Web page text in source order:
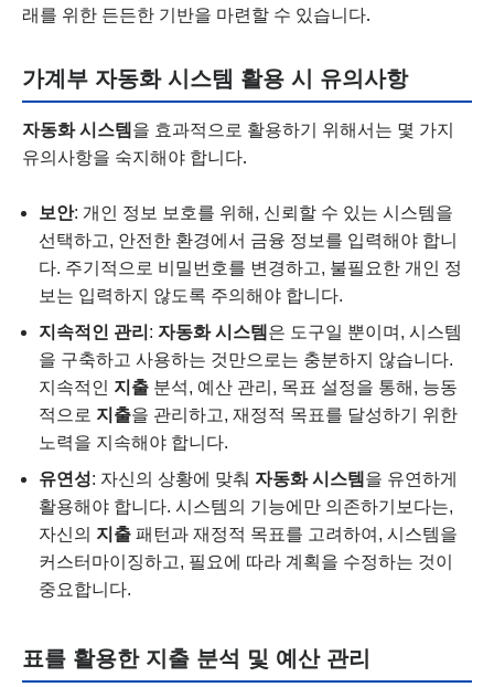
래를 위한 든든한 기반을 마련할 수 있습니다.
가계부 자동화 시스템 활용 시 유의사항
자동화 시스템을 효과적으로 활용하기 위해서는 몇 가지
유의사항을 숙지해야 합니다.
보안: 개인 정보 보호를 위해, 신뢰할 수 있는 시스템을
선택하고, 안전한 환경에서 금융 정보를 입력해야 합니
다. 주기적으로 비밀번호를 변경하고, 불필요한 개인 정
보는 입력하지 않도록 주의해야 합니다.
지속적인 관리 : 자동화 시스템 은 도구일 뿐이며, 시스템
을 구축하고 사용하는 것만으로는 충분하지 않습니다.
지속적인 지출 분석, 예산 관리, 목표 설정을 통해, 능동
적으로 지출을 관리하고, 재정적 목표를 달성하기 위한
노력을 지속해야 합니다.
유연성: 자신의 상황에 맞춰 자동화 시스템 을 유연하게
활용해야 합니다. 시스템의 기능에만 의존하기보다는,
자신의 지출 패턴과 재정적 목표를 고려하여, 시스템을
커스터마이징하고, 필요에 따라 계획을 수정하는 것이
중요합니다.
표를 활용한 지출 분석 및 예산 관리